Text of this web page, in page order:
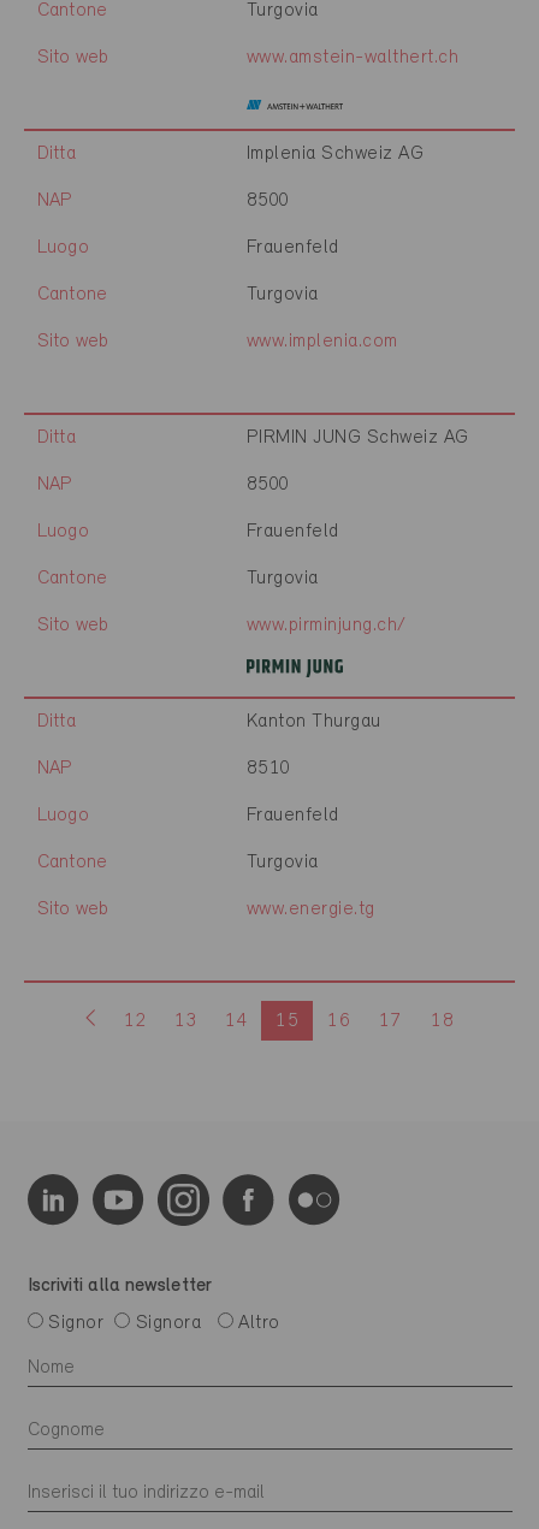
Cantone Turgovia
Sito web www.amstein-walthert.ch
Ditta Implenia Schweiz AG
NAP 8500
Luogo Frauenfeld
Cantone Turgovia
Sito web www.implenia.com
Ditta PIRMIN JUNG Schweiz AG
NAP 8500
Luogo Frauenfeld
Cantone Turgovia
Sito web www.pirminjung.ch/
Ditta Kanton Thurgau
NAP 8510
Luogo Frauenfeld
Cantone Turgovia
Sito web www.energie.tg
12 13 14 15 16 17 18
Iscriviti alla newsletter
Signor
Signora Altro